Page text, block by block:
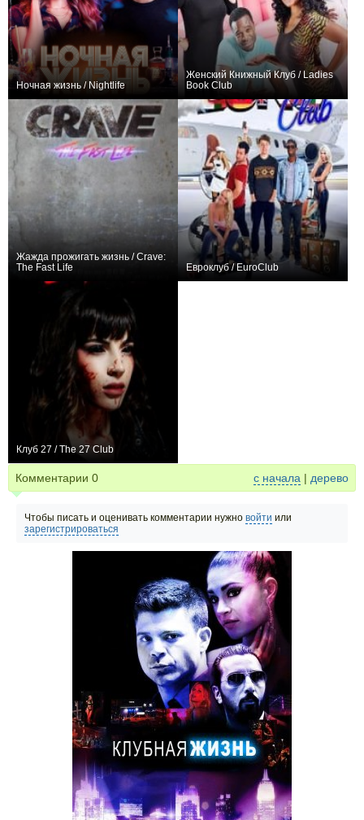
Ночная жизнь / Nightlife
Женский Книжный Клуб / Ladies
Book Club
Жажда прожигать жизнь / Crave:
The Fast Life
Евроклуб / EuroClub
Клуб 27 / The 27 Club
Комментарии 0 с начала | дерево
Чтобы писать и оценивать комментарии нужно войти или
зарегистрироваться